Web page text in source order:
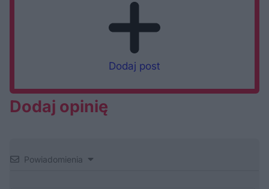
Dodaj post
Dodaj opinię
Powiadomienia